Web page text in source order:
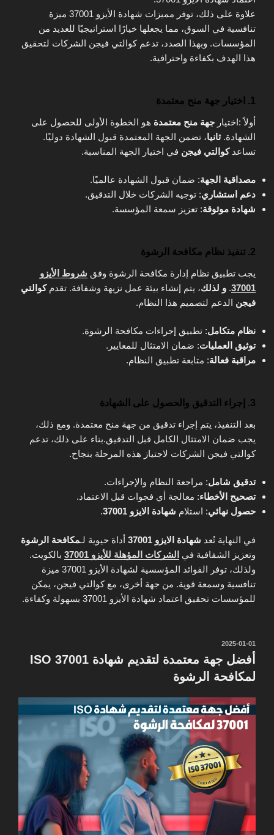
علاوة على ذلك، توفر مميزات شهادة الأيزو 37001 ميزة
تنافسية في السوق، مما يجعلها خيارًا استراتيجيًا للعديد من
المؤسسات. وبهذا الصدد، تدعم كوالتي فيجن الشركات لتحقيق
هذا الهدف بكفاءة واحترافية.
1. اختيار جهة منح معتمدة
أولاً :اختيار جهة منح معتمدة هو الخطوة الأولى للحصول على
الشهادة.ثانيا، تضمن الجهة المعتمدة قبول الشهادة دوليًا.
تساعدكوالتي فيجن في اختيار الجهة المناسبة.
مصداقية الجهة: ضمان قبول الشهادة عالميًا.
دعم استشاري: توجيه الشركات خلال التدقيق.
شهادة موثوقة: تعزيز سمعة المؤسسة.
2. تنفيذ نظام مكافحة الرشوة
يجب تطبيق نظام إدارة مكافحة الرشوة وفق شروط الأيزو
37001
. و لذلك، يتم إنشاء بيئة عمل نزيهة وشفافة. تقدمكوالتي
فيجن الدعم لتصميم هذا النظام.
نظام متكامل: تطبيق إجراءات مكافحة الرشوة.
توثيق العمليات: ضمان الامتثال للمعايير.
مراقبة فعالة: متابعة تطبيق النظام.
3. إجراء التدقيق والحصول على الشهادة
بعد التنفيذ، يتم إجراء تدقيق من جهة منح معتمدة. ومع ذلك،
يجب ضمان الامتثال الكامل قبل التدقيق.بناء على ذلك، تدعم
كوالتي فيجن الشركات لاجتياز هذه المرحلة بنجاح.
تدقيق شامل: مراجعة النظام والإجراءات.
تصحيح الأخطاء: معالجة أي فجوات قبل الاعتماد.
حصول نهائي: استلام شهادة الايزو 37001 .
في النهاية تُعد شهادة الايزو 37001 أداة حيوية لـمكافحة الرشوة
وتعزيز الشفافية في الشركات المؤهلة للأيزو 37001
بالكويت.
ولذلك، توفر الفوائد المؤسسية لشهادة الأيزو 37001 ميزة
تنافسية وسمعة قوية. من جهة أخرى، مع كوالتي فيجن، يمكن
للمؤسسات تحقيق اعتماد شهادة الأيزو 37001 بسهولة وكفاءة.
نُشر
في
2025-01-01
أفضل جهة معتمدة لتقديم شهادة ISO 37001
لمكافحة الرشوة